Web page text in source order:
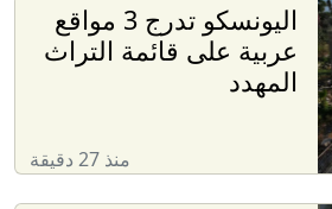
اليونسكو تدرج 3 مواقع
عربية على قائمة التراث
المهدد
منذ 27 دقيقة